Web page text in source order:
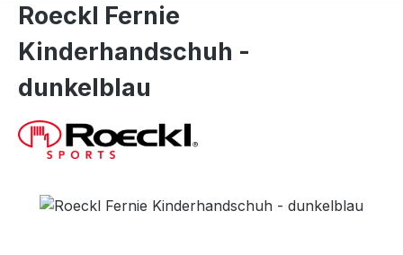
Roeckl Fernie
Kinderhandschuh -
dunkelblau
Bildergalerie überspringen